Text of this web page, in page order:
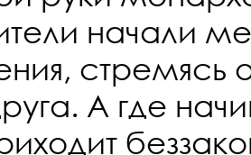
начали
стремясь
А где